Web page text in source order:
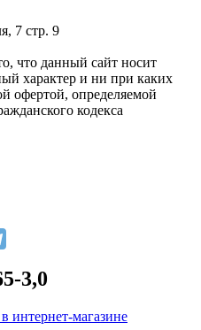
7 стр. 9
что данный сайт носит
характер и ни при каких
офертой, определяемой
кодекса
3,0
интернет-магазине